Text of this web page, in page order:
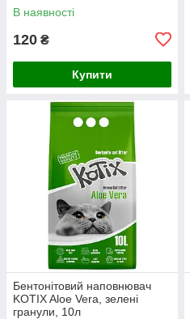
В наявності
120 ₴
Купити
Бентонітовий наповнювач
KOTIX Aloe Vera, зелені
гранули, 10л